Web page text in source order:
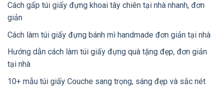
Cách gấp túi giấy đựng khoai tây chiên tại nhà nhanh, đơn
giản
Cách làm túi giấy đựng bánh mì handmade đơn giản tại nhà
Hướng dẫn cách làm túi giấy đựng quà tặng đẹp, đơn giản
tại nhà
10+ mẫu túi giấy Couche sang trọng, sáng đẹp và sắc nét